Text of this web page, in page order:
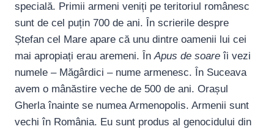
specială. Primii armeni veniți pe teritoriul românesc
sunt de cel puțin 700 de ani. În scrierile despre
Ștefan cel Mare apare că unu dintre oamenii lui cei
mai apropiați erau aremeni. ÎnApus de soare îi vezi
numele – Măgârdici – nume armenesc. În Suceava
avem o mânăstire veche de 500 de ani. Orașul
Gherla înainte se numea Armenopolis. Armenii sunt
vechi în România. Eu sunt produs al genocidului din